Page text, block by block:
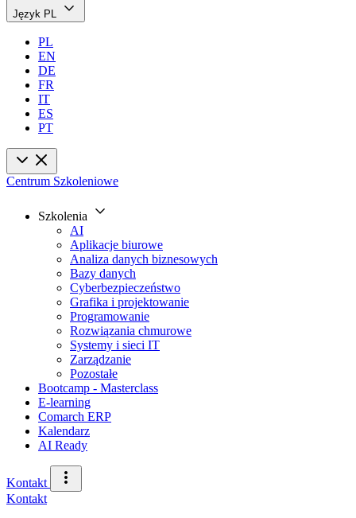
Język PL
PL
EN
DE
FR
IT
ES
PT
Centrum Szkoleniowe
Szkolenia
AI
Aplikacje biurowe
Analiza danych biznesowych
Bazy danych
Cyberbezpieczeństwo
Grafika i projektowanie
Programowanie
Rozwiązania chmurowe
Systemy i sieci IT
Zarządzanie
Pozostałe
Bootcamp - Masterclass
E-learning
Comarch ERP
Kalendarz
AI Ready
Kontakt
Kontakt